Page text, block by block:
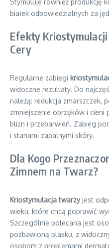
Stymuluje również produkcję
białek odpowiedzialnych za
Efekty
Cery
Regularne zabiegi
widoczne rezultaty. Do
należą: redukcja zmarszczek,
zmniejszenie obrzęków i cieni
blizn i przebarwień. Zabieg
i stanami zapalnymi skóry.
Dla Kogo
Zimnem na Twarz?
Kriostymulacja twarzyjest
wieku, które chcą poprawić
Szczególnie polecana jest
pozbawioną blasku, z
osobom z problemami